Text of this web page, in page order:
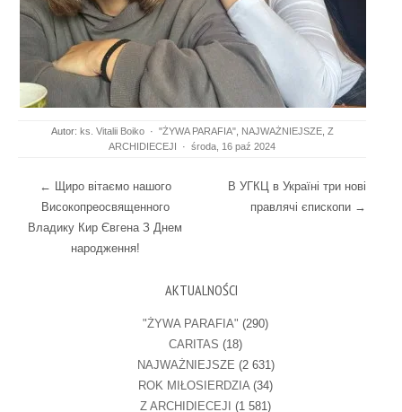
Autor: ks. Vitalii Boiko · "ŻYWA PARAFIA", NAJWAŻNIEJSZE, Z
ARCHIDIECEJI
· środa, 16 paź 2024
Post navigation
← Щиро вітаємо нашого
Високопреосвященного
Владику Кир Євгена З Днем
народження!
В УГКЦ в Україні три нові
правлячі єпископи →
AKTUALNOŚCI
"ŻYWA PARAFIA" (290)
CARITAS (18)
NAJWAŻNIEJSZE (2 631)
ROK MIŁOSIERDZIA(34)
Z ARCHIDIECEJI (1 581)